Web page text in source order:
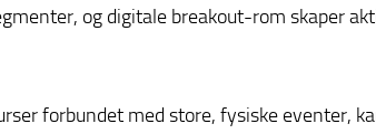
og digitale breakout-rom skaper
forbundet med store, fysiske eventer,